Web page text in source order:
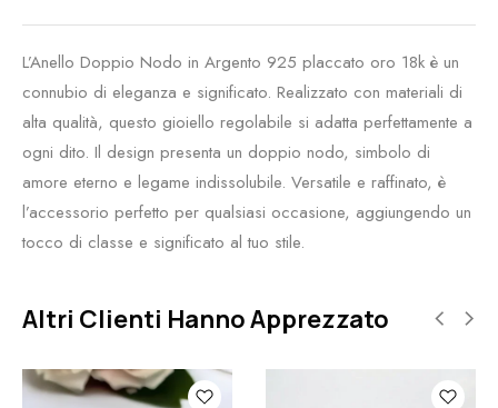
L’Anello Doppio Nodo in Argento 925 placcato oro 18k è un
connubio di eleganza e significato. Realizzato con materiali di
alta qualità, questo gioiello regolabile si adatta perfettamente a
ogni dito. Il design presenta un doppio nodo, simbolo di
amore eterno e legame indissolubile. Versatile e raffinato, è
l’accessorio perfetto per qualsiasi occasione, aggiungendo un
tocco di classe e significato al tuo stile.
Altri Clienti Hanno Apprezzato